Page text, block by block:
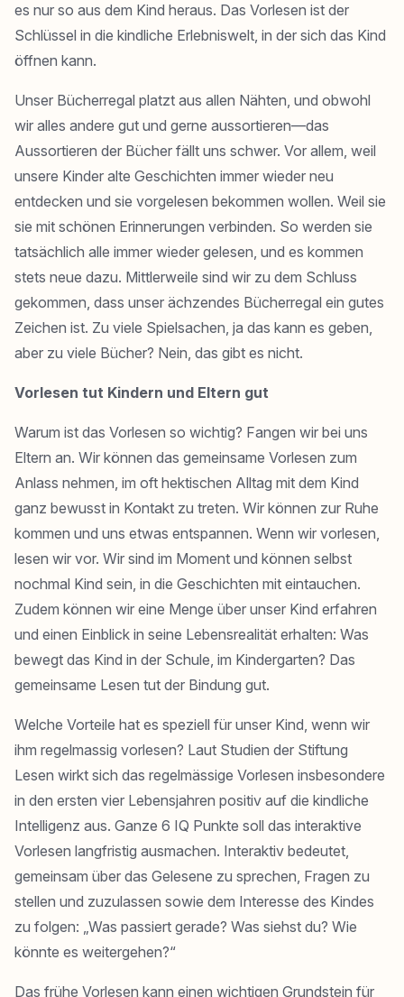
es nur so aus dem Kind heraus. Das Vorlesen ist der
Schlüssel in die kindliche Erlebniswelt, in der sich das Kind
öffnen kann.
Unser Bücherregal platzt aus allen Nähten, und obwohl
wir alles andere gut und gerne aussortieren—das
Aussortieren der Bücher fällt uns schwer. Vor allem, weil
unsere Kinder alte Geschichten immer wieder neu
entdecken und sie vorgelesen bekommen wollen. Weil sie
sie mit schönen Erinnerungen verbinden. So werden sie
tatsächlich alle immer wieder gelesen, und es kommen
stets neue dazu. Mittlerweile sind wir zu dem Schluss
gekommen, dass unser ächzendes Bücherregal ein gutes
Zeichen ist. Zu viele Spielsachen, ja das kann es geben,
aber zu viele Bücher? Nein, das gibt es nicht.
Vorlesen tut Kindern und Eltern gut
Warum ist das Vorlesen so wichtig? Fangen wir bei uns
Eltern an. Wir können das gemeinsame Vorlesen zum
Anlass nehmen, im oft hektischen Alltag mit dem Kind
ganz bewusst in Kontakt zu treten. Wir können zur Ruhe
kommen und uns etwas entspannen. Wenn wir vorlesen,
lesen wir vor. Wir sind im Moment und können selbst
nochmal Kind sein, in die Geschichten mit eintauchen.
Zudem können wir eine Menge über unser Kind erfahren
und einen Einblick in seine Lebensrealität erhalten: Was
bewegt das Kind in der Schule, im Kindergarten? Das
gemeinsame Lesen tut der Bindung gut.
Welche Vorteile hat es speziell für unser Kind, wenn wir
ihm regelmassig vorlesen? Laut Studien der Stiftung
Lesen wirkt sich das regelmässige Vorlesen insbesondere
in den ersten vier Lebensjahren positiv auf die kindliche
Intelligenz aus. Ganze 6 IQ Punkte soll das interaktive
Vorlesen langfristig ausmachen. Interaktiv bedeutet,
gemeinsam über das Gelesene zu sprechen, Fragen zu
stellen und zuzulassen sowie dem Interesse des Kindes
zu folgen: „Was passiert gerade? Was siehst du? Wie
könnte es weitergehen?“
Das frühe Vorlesen kann einen wichtigen Grundstein für